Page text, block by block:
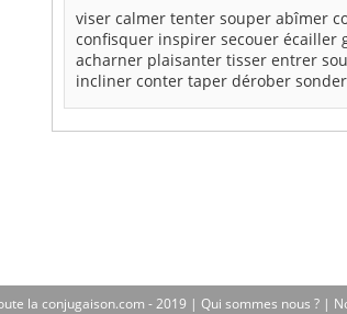
viser calmer tenter souper abîmer
confisquer inspirer secouer écailler
acharner plaisanter tisser entrer
incliner conter taper dérober sonder
la conjugaison.com - 2019 | Qui sommes nous ? |